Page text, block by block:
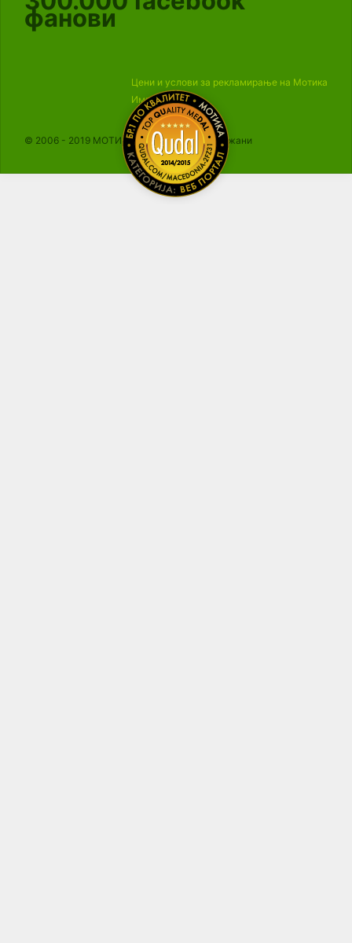
фанови
Цени и услови за рекламирање на Мотика
Импресум
© 2006 - 2019 МОТИКА, Сите права се задржани